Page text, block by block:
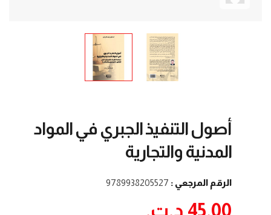
أصول التنفيذ الجبري في المواد
المدنية والتجارية
الرقم المرجعي : 9789938205527
45.00 د.ت.‏